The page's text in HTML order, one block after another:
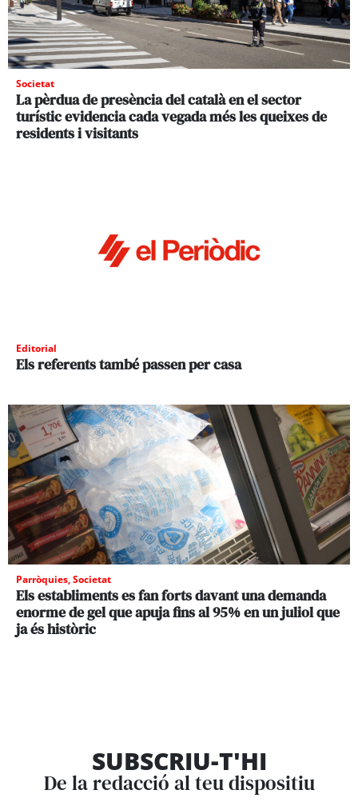
Societat
La pèrdua de presència del català en el sector
turístic evidencia cada vegada més les queixes de
residents i visitants
Editorial
Els referents també passen per casa
Parròquies,Societat
Els establiments es fan forts davant una demanda
enorme de gel que apuja fins al 95% en un juliol que
ja és històric
SUBSCRIU-T'HI
De la redacció al teu dispositiu